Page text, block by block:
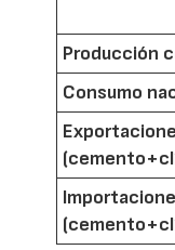
Producción
Consumo